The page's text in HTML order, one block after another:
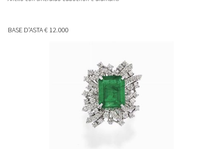
BASE D'ASTA€ 12.000